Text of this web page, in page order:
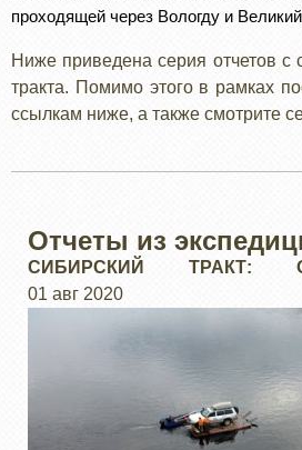
проходящей через Вологду и
Ниже приведена серия отчетов с
тракта. Помимо этого в рамках
ссылкам ниже, а также смотрите
Отчеты из
СИБИРСКИЙ ТРАКТ:
ИНФОРМАЦИЯ
01 авг 2020